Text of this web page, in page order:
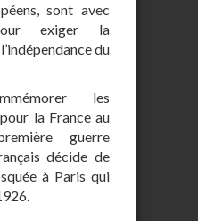
sont avec
exiger la
du
les
la France au
guerre
décide de
à Paris qui